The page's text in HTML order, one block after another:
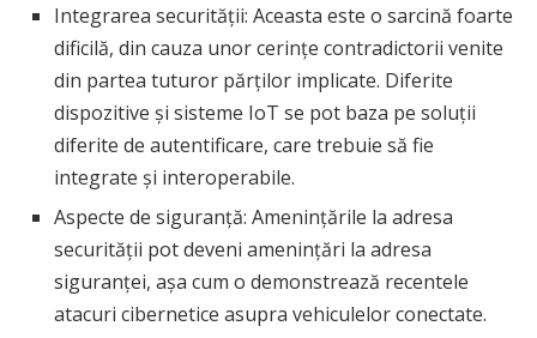
Integrarea securității: Aceasta este o sarcină foarte
dificilă, din cauza unor cerințe contradictorii venite
din partea tuturor părților implicate. Diferite
dispozitive și sisteme IoT se pot baza pe soluții
diferite de autentificare, care trebuie să fie
integrate și interoperabile.
Aspecte de siguranță: Amenințările la adresa
securității pot deveni amenințări la adresa
siguranței, așa cum o demonstrează recentele
atacuri cibernetice asupra vehiculelor conectate.